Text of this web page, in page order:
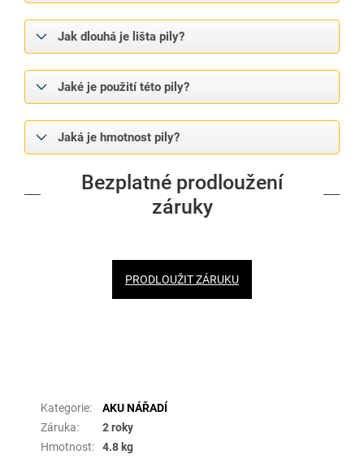
Jak dlouhá je lišta pily?
Jaké je použití této pily?
Jaká je hmotnost pily?
Bezplatné prodloužení
záruky
PRODLOUŽIT ZÁRUKU
Kategorie:
AKU NÁŘADÍ
Záruka:
2 roky
Hmotnost:
4.8 kg